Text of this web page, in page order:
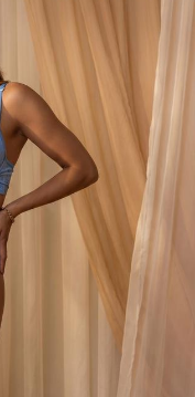
TODOS DE RENDAS & DELICADEZAS